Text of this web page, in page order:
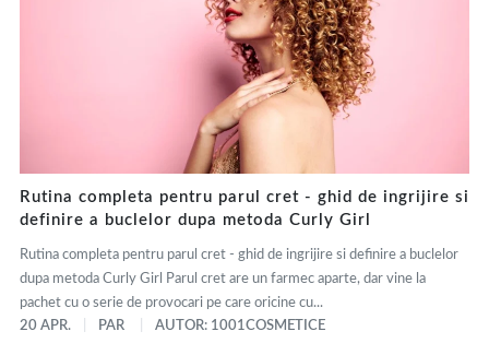
Rutina completa pentru parul cret - ghid de ingrijire si
definire a buclelor dupa metoda Curly Girl
Rutina completa pentru parul cret - ghid de ingrijire si definire a buclelor
dupa metoda Curly Girl Parul cret are un farmec aparte, dar vine la
pachet cu o serie de provocari pe care oricine cu...
20 APR.
PAR AUTOR: 1001COSMETICE